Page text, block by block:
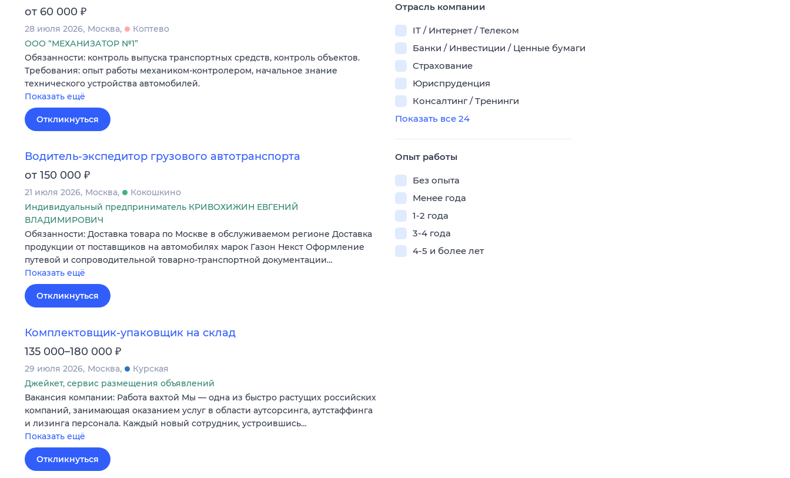
от 60 000 ₽
28 июля 2026 Москва
Коптево
ООО “МЕХАНИЗАТОР №1”
Обязанности: контроль выпуска транспортных средств, контроль объектов.
Требования: опыт работы механиком-контролером, начальное знание
технического устройства автомобилей.
Показать ещё
Откликнуться
Водитель-экспедитор грузового автотранспорта
от 150 000 ₽
21 июля 2026 Москва
Кокошкино
Индивидуальный предприниматель КРИВОХИЖИН ЕВГЕНИЙ
ВЛАДИМИРОВИЧ
Обязанности: Доставка товара по Москве в обслуживаемом регионе Доставка
продукции от поставщиков на автомобилях марок Газон Некст Оформление
путевой и сопроводительной товарно-транспортной документации…
Показать ещё
Откликнуться
Комплектовщик-упаковщик на склад
135 000–180 000 ₽
29 июля 2026 Москва
Курская
Джейкет, сервис размещения объявлений
Вакансия компании: Работа вахтой Мы — одна из быстро растущих российских
компаний, занимающая оказанием услуг в области аутсорсинга, аутстаффинга
и лизинга персонала. Каждый новый сотрудник, устроившись…
Показать ещё
Откликнуться
Отрасль компании
IT / Интернет / Телеком
Банки / Инвестиции / Ценные бумаги
Страхование
Юриспруденция
Консалтинг / Тренинги
Показать все 24
Опыт работы
Без опыта
Менее года
1-2 года
3-4 года
4-5 и более лет